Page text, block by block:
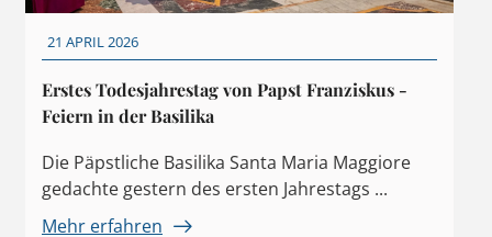
21 APRIL 2026
Erstes Todesjahrestag von Papst Franziskus -
Feiern in der Basilika
Die Päpstliche Basilika Santa Maria Maggiore
gedachte gestern des ersten Jahrestags ...
Mehr erfahren